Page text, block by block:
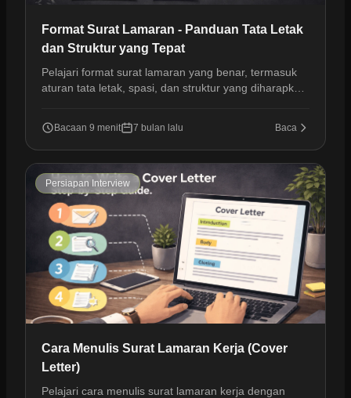
Format Surat Lamaran - Panduan Tata Letak
dan Struktur yang Tepat
Pelajari format surat lamaran yang benar, termasuk
aturan tata letak, spasi, dan struktur yang diharapkan
Bacaan 9 menit 7 bulan lalu Baca
Persiapan Interview
Cara Menulis Surat Lamaran Kerja (Cover
Letter)
Pelajari cara menulis surat lamaran kerja dengan